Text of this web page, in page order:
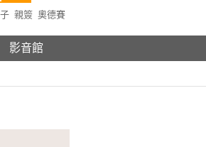
親簽 奧德賽
影音館